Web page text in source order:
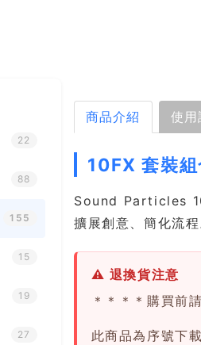
22
88
155
15
19
27
商品介紹 使用
10FX 套裝
Sound Particles
擴展創意、簡化流程
⚠ 退換貨注意
＊＊＊＊購買前
此商品為序號下